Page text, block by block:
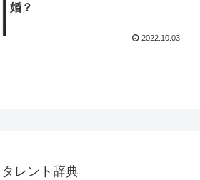
婚？
2022.10.03
タレント辞典